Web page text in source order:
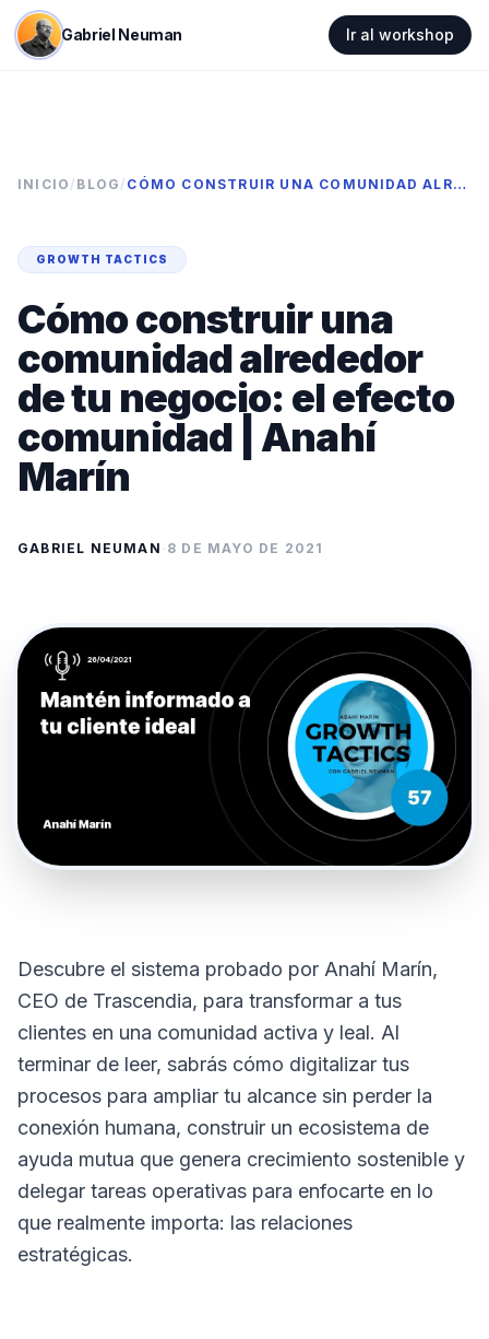
Gabriel Neuman Ir al workshop
INICIO / BLOG / CÓMO CONSTRUIR UNA COMUNIDAD ALREDEDOR DE TU NEGOCIO: EL EFECTO COMUNIDAD | ANAHÍ MARÍN
GROWTH TACTICS
Cómo construir una
comunidad alrededor
de tu negocio: el efecto
comunidad | Anahí
Marín
GABRIEL NEUMAN · 8 DE MAYO DE 2021
Descubre el sistema probado por Anahí Marín,
CEO de Trascendia, para transformar a tus
clientes en una comunidad activa y leal. Al
terminar de leer, sabrás cómo digitalizar tus
procesos para ampliar tu alcance sin perder la
conexión humana, construir un ecosistema de
ayuda mutua que genera crecimiento sostenible y
delegar tareas operativas para enfocarte en lo
que realmente importa: las relaciones
estratégicas.